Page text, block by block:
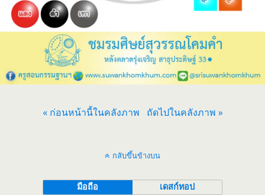
« ก่อนหน้านี้ในคลังภาพ ถัดไปในคลังภาพ »
กลับขึ้นข้างบน
มือถือ เดสก์ทอป